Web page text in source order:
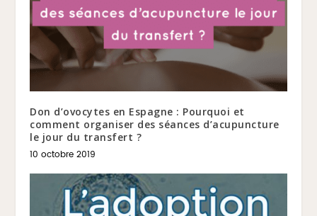
Don d’ovocytes en Espagne : Pourquoi et
comment organiser des séances d’acupuncture
le jour du transfert ?
10 octobre 2019